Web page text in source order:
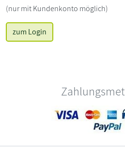
(nur mit Kundenkonto möglich)
zum Login